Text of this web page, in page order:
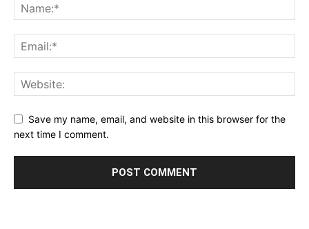
Save my name, email, and website in this browser for the
next time I comment.